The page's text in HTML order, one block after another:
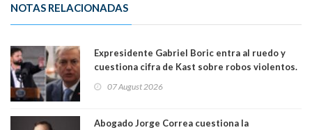
NOTAS RELACIONADAS
Expresidente Gabriel Boric entra al ruedo y
cuestiona cifra de Kast sobre robos violentos.
07 August 2026
Abogado Jorge Correa cuestiona la